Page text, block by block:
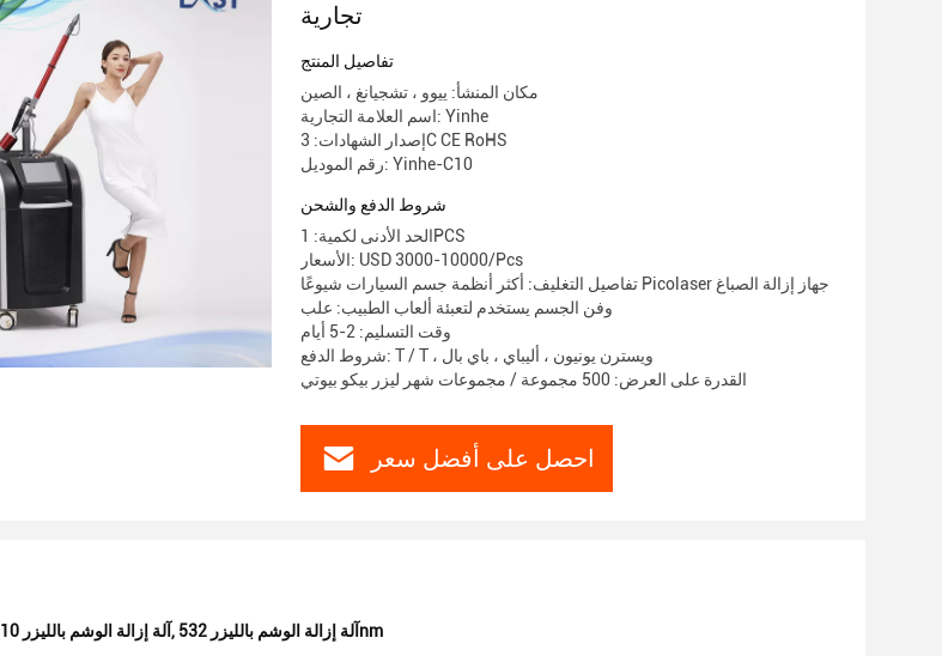
تجارية
تفاصيل المنتج
مكان المنشأ: ييوو ، تشجيانغ ، الصين
اسم العلامة التجارية: Yinhe
إصدار الشهادات: 3C CE RoHS
رقم الموديل: Yinhe-C10
شروط الدفع والشحن
الحد الأدنى لكمية: 1PCS
الأسعار: USD 3000-10000/Pcs
تفاصيل التغليف: أكثر أنظمة جسم السيارات شيوعًا Picolaser جهاز إزالة الصباغ
وفن الجسم يستخدم لتعبئة ألعاب الطبيب: علب
وقت التسليم: 2-5 أيام
شروط الدفع: T / T ، ويسترن يونيون ، أليباي ، باي بال
القدرة على العرض: 500 مجموعة / مجموعات شهر ليزر بيكو بيوتي
احصل على أفضل سعر
آلة إزالة الوشم بالليزر 10 ملم , آلة إزالة الوشم بالليزر 532nm